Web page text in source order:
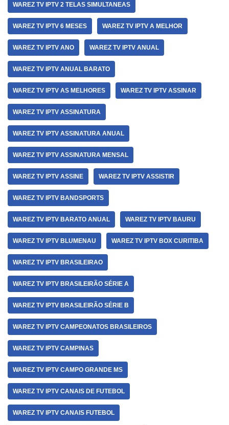
WAREZ TV IPTV 2 TELAS SIMULTANEAS
WAREZ TV IPTV 6 MESES WAREZ TV IPTV A MELHOR
WAREZ TV IPTV ANO WAREZ TV IPTV ANUAL
WAREZ TV IPTV ANUAL BARATO
WAREZ TV IPTV AS MELHORES WAREZ TV IPTV ASSINAR
WAREZ TV IPTV ASSINATURA
WAREZ TV IPTV ASSINATURA ANUAL
WAREZ TV IPTV ASSINATURA MENSAL
WAREZ TV IPTV ASSINE WAREZ TV IPTV ASSISTIR
WAREZ TV IPTV BANDSPORTS
WAREZ TV IPTV BARATO ANUAL WAREZ TV IPTV BAURU
WAREZ TV IPTV BLUMENAU WAREZ TV IPTV BOX CURITIBA
WAREZ TV IPTV BRASILEIRAO
WAREZ TV IPTV BRASILEIRÃO SÉRIE A
WAREZ TV IPTV BRASILEIRÃO SÉRIE B
WAREZ TV IPTV CAMPEONATOS BRASILEIROS
WAREZ TV IPTV CAMPINAS
WAREZ TV IPTV CAMPO GRANDE MS
WAREZ TV IPTV CANAIS DE FUTEBOL
WAREZ TV IPTV CANAIS FUTEBOL